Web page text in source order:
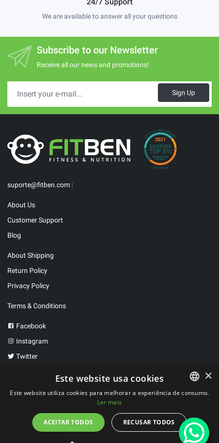
We are available to answer all your questions
Subscribe to our Newsletter
Receive all our news and promotions!
Sign Up
suporte@fitben.com |
About Us
Customer Support
Blog
About Shipping
Return Policy
Privacy Policy
Terms & Conditions
Facebook
Instagram
Twitter
2023 ©FitBen . All rights reserved.
Developed by WeLove Studio
SPANISH
×
Este website usa cookies
Este website utiliza cookies para melhorar a experiência de consumo.
Ler mais
ACEITAR TODOS RECUSAR TODOS